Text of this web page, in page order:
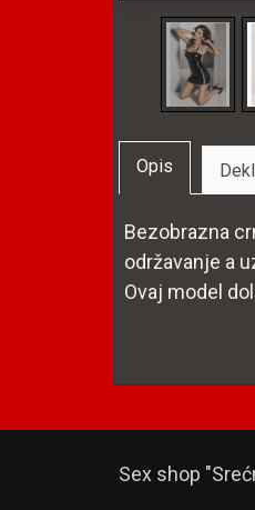
Opis
Bezobrazna
održavanje a
Ovaj model
Sex shop